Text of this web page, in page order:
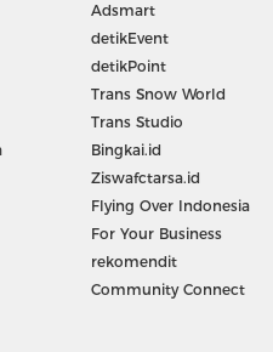
Adsmart
detikEvent
detikPoint
Trans Snow World
Trans Studio
Bingkai.id
Ziswafctarsa.id
Flying Over Indonesia
For Your Business
rekomendit
Community Connect